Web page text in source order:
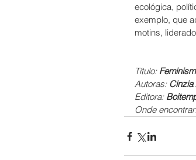
ecológica,
exemplo, que
motins,
Título:
Autoras: Cinzia
Editora:
Onde